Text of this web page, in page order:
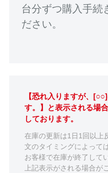
台分ずつ購入手続
ださい。
【恐れ入りますが、
す。】と表示される場
しております。
在庫の更新は1日1回以上
文のタイミングによって
お客様で在庫が終了して
上記表示がされる場合が